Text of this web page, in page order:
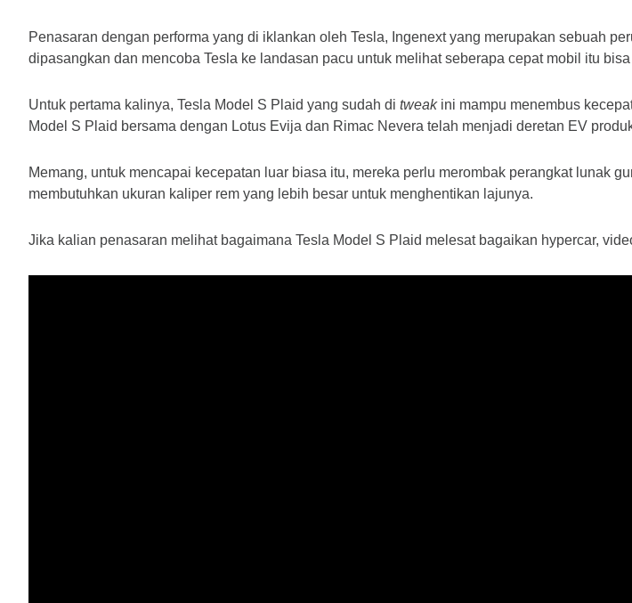
Penasaran dengan performa yang di iklankan oleh Tesla, Ingenext yang merupakan sebuah
dipasangkan dan mencoba Tesla ke landasan pacu untuk melihat seberapa cepat mobil itu
Untuk pertama kalinya, Tesla Model S Plaid yang sudah di tweak ini mampu menembus
Model S Plaid bersama dengan Lotus Evija dan Rimac Nevera telah menjadi deretan EV
Memang, untuk mencapai kecepatan luar biasa itu, mereka perlu merombak perangkat lunak
membutuhkan ukuran kaliper rem yang lebih besar untuk menghentikan lajunya.
Jika kalian penasaran melihat bagaimana Tesla Model S Plaid melesat bagaikan hypercar,